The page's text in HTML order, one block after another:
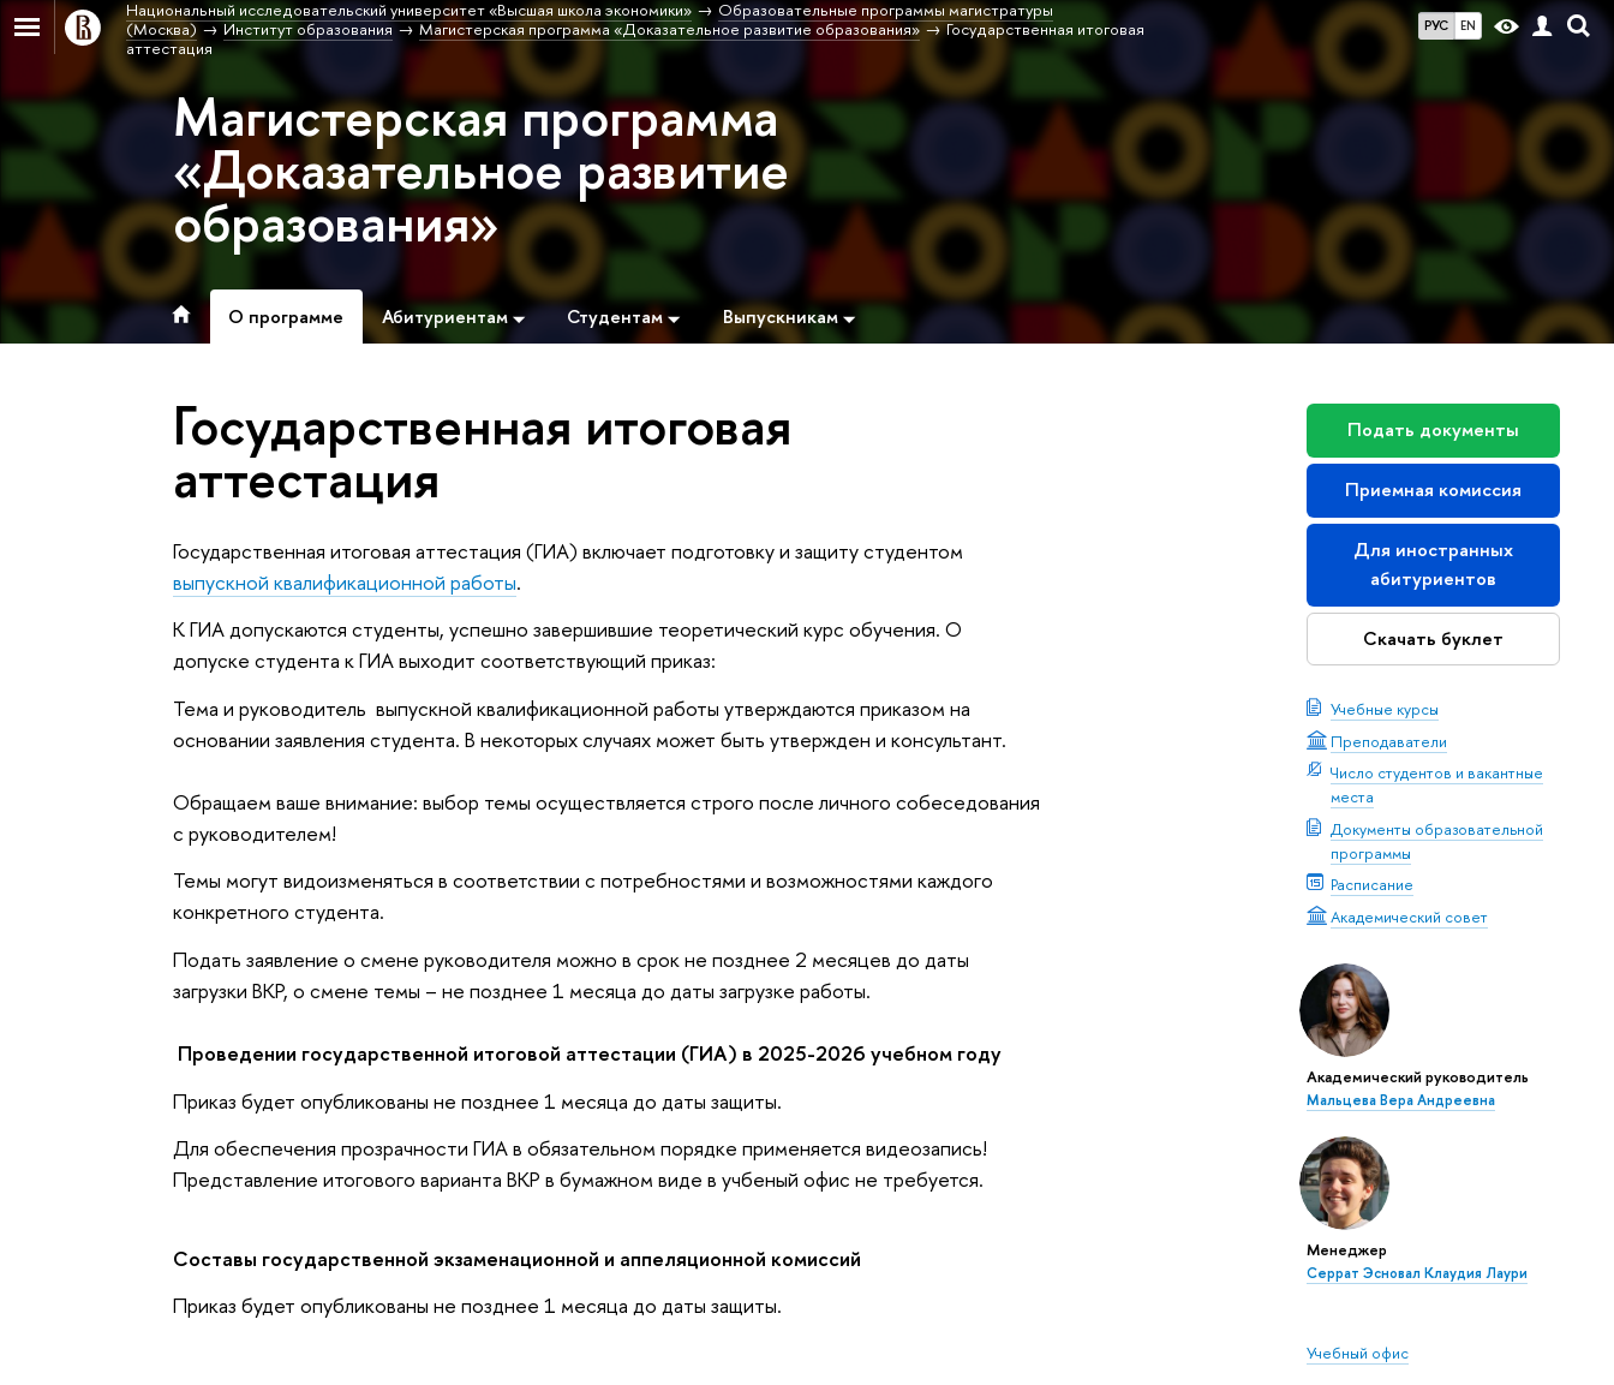
РУС EN
Национальный исследовательский университет «Высшая школа экономики»
Образовательные программы магистратуры
(Москва)
Институт образования Магистерская программа «Доказательное развитие образования»
Государственная итоговая
аттестация
Магистерская программа
«Доказательное развитие
образования»
О программе Абитуриентам Студентам Выпускникам
Подать документы
Приемная комиссия
Для иностранных
абитуриентов
Скачать буклет
Учебные курсы
Преподаватели
Число студентов и вакантные
места
Документы образовательной
программы
Расписание
Академический совет
Академический руководитель
Мальцева Вера Андреевна
Менеджер
Серрат Эсновал Клаудия Лаури
Учебный офис
Государственная итоговая
аттестация
Государственная итоговая аттестация (ГИА) включает подготовку и защиту студентом
выпускной квалификационной работы.
К ГИА допускаются студенты, успешно завершившие теоретический курс обучения. О
допуске студента к ГИА выходит соответствующий приказ:
Тема и руководитель выпускной квалификационной работы утверждаются приказом на
основании заявления студента. В некоторых случаях может быть утвержден и консультант.
Обращаем ваше внимание: выбор темы осуществляется строго после личного собеседования
с руководителем!
Темы могут видоизменяться в соответствии с потребностями и возможностями каждого
конкретного студента.
Подать заявление о смене руководителя можно в срок не позднее 2 месяцев до даты
загрузки ВКР, о смене темы – не позднее 1 месяца до даты загрузке работы.
Проведении государственной итоговой аттестации (ГИА) в 2025-2026 учебном году
Приказ будет опубликованы не позднее 1 месяца до даты защиты.
Для обеспечения прозрачности ГИА в обязательном порядке применяется видеозапись!
Представление итогового варианта ВКР в бумажном виде в учбеный офис не требуется.
Составы государственной экзаменационной и аппеляционной комиссий
Приказ будет опубликованы не позднее 1 месяца до даты защиты.